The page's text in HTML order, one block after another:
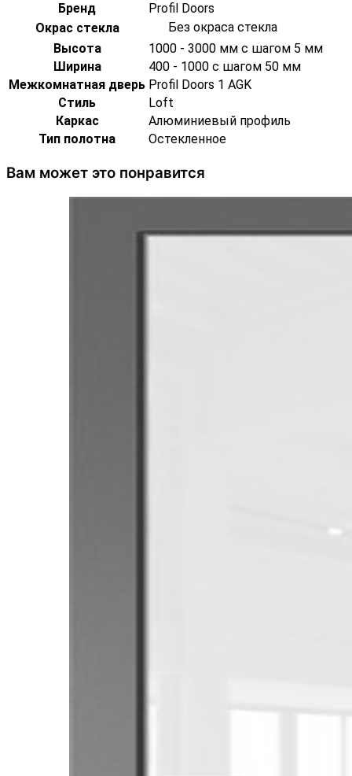
Бренд
Profil Doors
Окрас стекла
Без окраса стекла
Высота
1000 - 3000 мм с шагом 5 мм
Ширина
400 - 1000 с шагом 50 мм
Межкомнатная дверь Profil Doors 1 AGK
Стиль
Loft
Каркас
Алюминиевый профиль
Тип полотна
Остекленное
Вам может это понравится